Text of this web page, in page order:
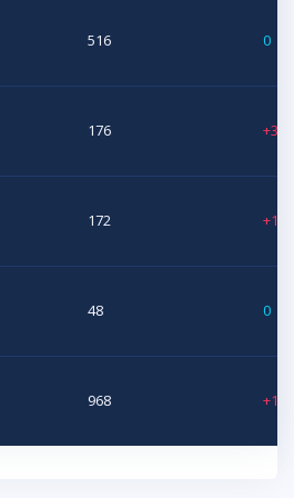
516 0
176 +3
172 +1
48 0
968 +16